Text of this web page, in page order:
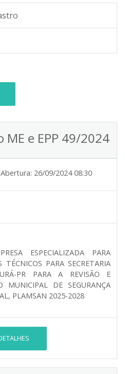
ME e EPP 49/2024
Abertura: 26/09/2024 08:30
ESPECIALIZADA PARA
TÉCNICOS PARA SECRETARIA
PR PARA A REVISÃO E
MUNICIPAL DE SEGURANÇA
PLAMSAN 2025-2028